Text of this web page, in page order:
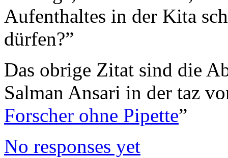
Aufenthaltes in der Kita
dürfen?”
Das obrige Zitat sind die
Salman Ansari in der taz
Forscher ohne Pipette”
No responses yet